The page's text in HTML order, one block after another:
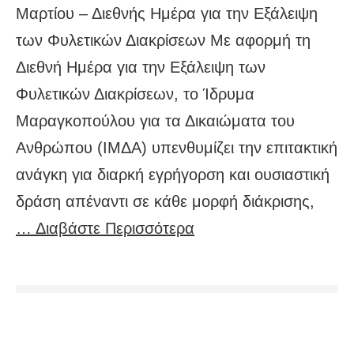
Μαρτίου – Διεθνής Ημέρα για την Εξάλειψη
των Φυλετικών Διακρίσεων Με αφορμή τη
Διεθνή Ημέρα για την Εξάλειψη των
Φυλετικών Διακρίσεων, το Ίδρυμα
Μαραγκοπούλου για τα Δικαιώματα του
Ανθρώπου (ΙΜΔΑ) υπενθυμίζει την επιτακτική
ανάγκη για διαρκή εγρήγορση και ουσιαστική
δράση απέναντι σε κάθε μορφή διάκρισης,
… Διαβάστε Περισσότερα